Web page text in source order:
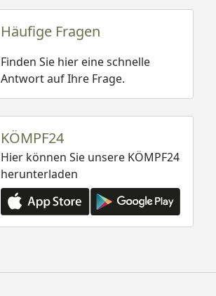
Häufige Fragen
Finden Sie hier eine schnelle
Antwort auf Ihre Frage.
KÖMPF24
Hier können Sie unsere KÖMPF24
herunterladen